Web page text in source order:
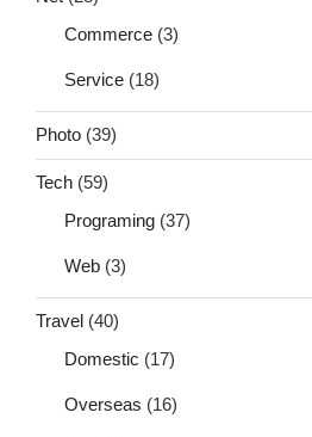
Commerce (3)
Service (18)
Photo (39)
Tech (59)
Programing (37)
Web (3)
Travel (40)
Domestic (17)
Overseas (16)